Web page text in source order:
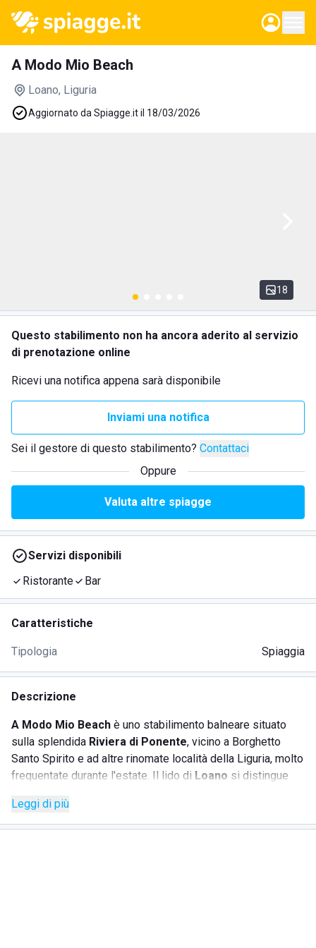
A Modo Mio Beach
Loano, Liguria
Aggiornato da Spiagge.it il 18/03/2026
18
Questo stabilimento non ha ancora aderito al servizio
di prenotazione online
Ricevi una notifica appena sarà disponibile
Inviami una notifica
Sei il gestore di questo stabilimento? Contattaci
Oppure
Valuta altre spiagge
Servizi disponibili
Ristorante
Bar
Caratteristiche
Tipologia Spiaggia
Descrizione
A Modo Mio Beach è uno stabilimento balneare situato
sulla splendida Riviera di Ponente, vicino a Borghetto
Santo Spirito e ad altre rinomate località della Liguria, molto
frequentate durante l'estate. Il lido di Loano si distingue
fresche e di stagione, preparate seguendo la tradizione
gastronomica mediterranea. La terrazza, con vista sul mare
Leggi di più